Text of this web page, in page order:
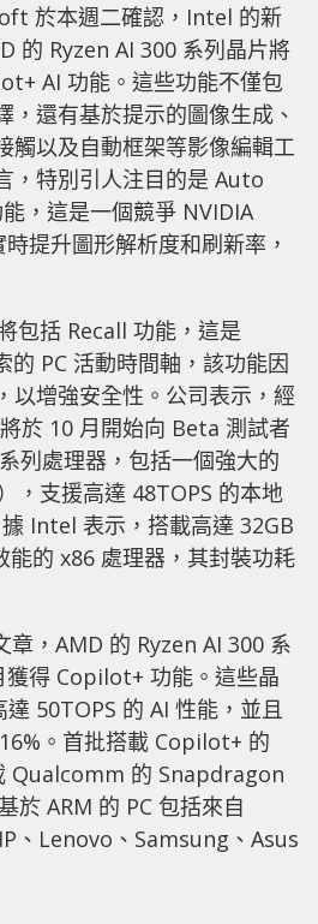
於本週二確認，Intel 的新
的 Ryzen AI 300 系列晶片將
AI 功能。這些功能不僅包
，還有基於提示的圖像生成、
觸以及自動框架等影像編輯工
，特別引人注目的是 Auto
，這是一個競爭 NVIDIA
提升圖形解析度和刷新率，
包括 Recall 功能，這是
PC 活動時間軸，該功能因
以增強安全性。公司表示，經
於 10 月開始向 Beta 測試者
列處理器，包括一個強大的
，支援高達 48TOPS 的本地
Intel 表示，搭載高達 32GB
能的 x86 處理器，其封裝功耗
，AMD 的 Ryzen AI 300 系
獲得 Copilot+ 功能。這些晶
50TOPS 的 AI 性能，並且
。首批搭載 Copilot+ 的
Qualcomm 的 Snapdragon
於 ARM 的 PC 包括來自
、Lenovo、Samsung、Asus